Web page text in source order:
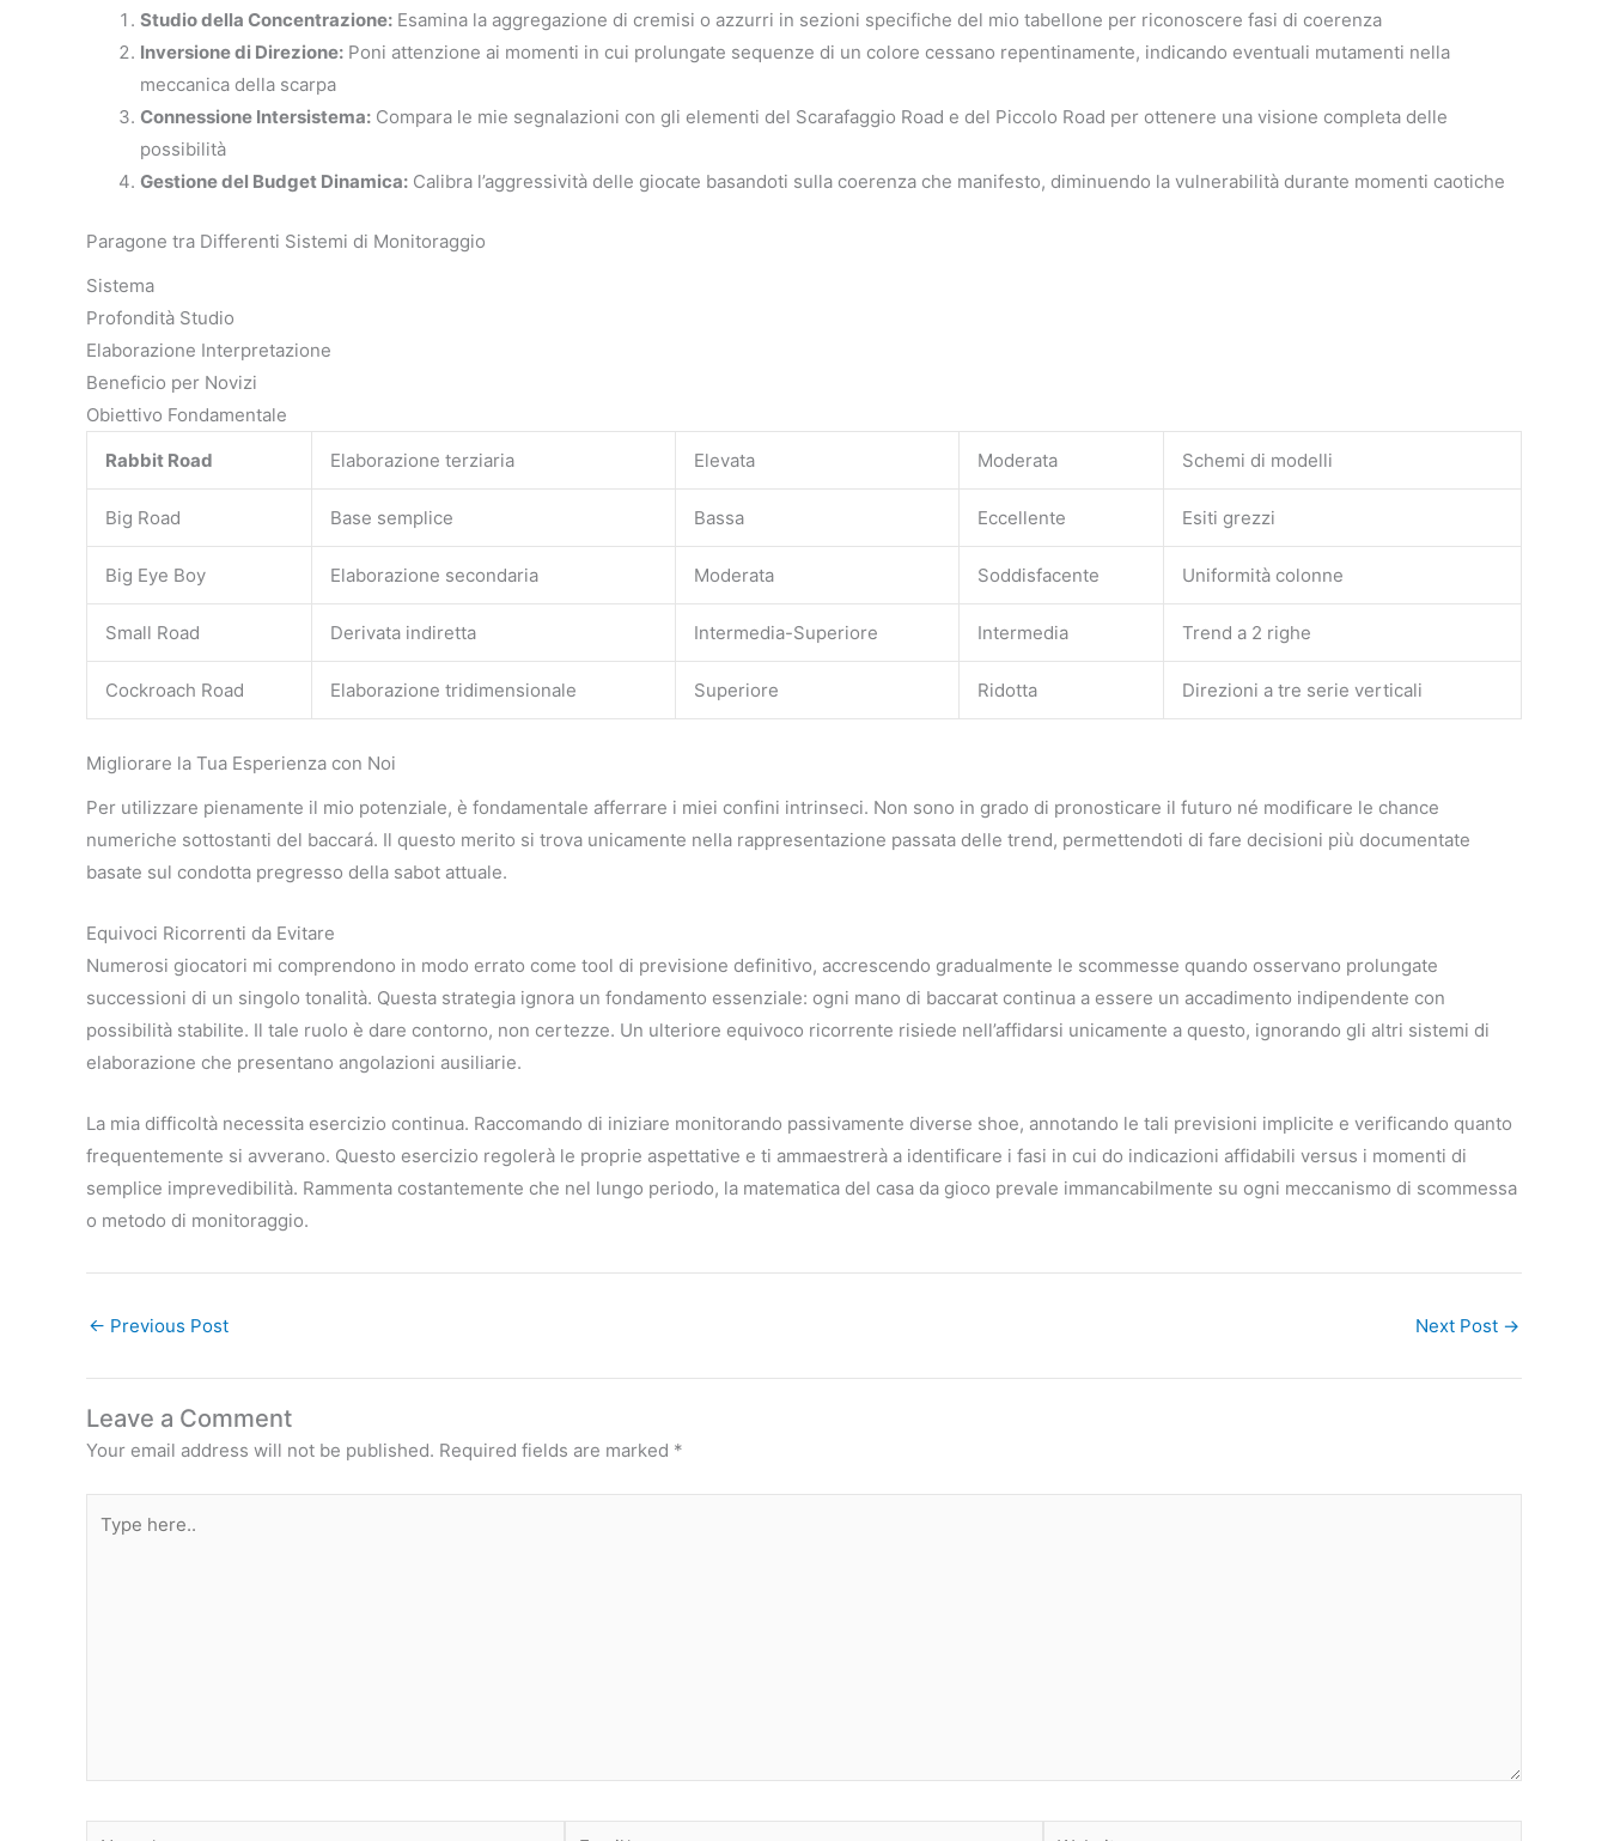
Studio della Concentrazione: Esamina la aggregazione di cremisi o azzurri in sezioni specifiche del mio tabellone per riconoscere fasi di coerenza
Inversione di Direzione: Poni attenzione ai momenti in cui prolungate sequenze di un colore cessano repentinamente, indicando eventuali mutamenti nella
meccanica della scarpa
Connessione Intersistema: Compara le mie segnalazioni con gli elementi del Scarafaggio Road e del Piccolo Road per ottenere una visione completa delle
possibilità
Gestione del Budget Dinamica: Calibra l’aggressività delle giocate basandoti sulla coerenza che manifesto, diminuendo la vulnerabilità durante momenti caotiche
Paragone tra Differenti Sistemi di Monitoraggio
Sistema
Profondità Studio
Elaborazione Interpretazione
Beneficio per Novizi
Obiettivo Fondamentale
Rabbit Road
Elaborazione terziaria Elevata Moderata Schemi di modelli
Big Road Base semplice Bassa Eccellente Esiti grezzi
Big Eye Boy Elaborazione secondaria Moderata Soddisfacente Uniformità colonne
Small Road Derivata indiretta Intermedia-Superiore Intermedia Trend a 2 righe
Cockroach Road Elaborazione tridimensionale Superiore Ridotta Direzioni a tre serie verticali
Migliorare la Tua Esperienza con Noi
Per utilizzare pienamente il mio potenziale, è fondamentale afferrare i miei confini intrinseci. Non sono in grado di pronosticare il futuro né modificare le chance
numeriche sottostanti del baccará. Il questo merito si trova unicamente nella rappresentazione passata delle trend, permettendoti di fare decisioni più documentate
basate sul condotta pregresso della sabot attuale.
Equivoci Ricorrenti da Evitare
Numerosi giocatori mi comprendono in modo errato come tool di previsione definitivo, accrescendo gradualmente le scommesse quando osservano prolungate
successioni di un singolo tonalità. Questa strategia ignora un fondamento essenziale: ogni mano di baccarat continua a essere un accadimento indipendente con
possibilità stabilite. Il tale ruolo è dare contorno, non certezze. Un ulteriore equivoco ricorrente risiede nell’affidarsi unicamente a questo, ignorando gli altri sistemi di
elaborazione che presentano angolazioni ausiliarie.
La mia difficoltà necessita esercizio continua. Raccomando di iniziare monitorando passivamente diverse shoe, annotando le tali previsioni implicite e verificando quanto
frequentemente si avverano. Questo esercizio regolerà le proprie aspettative e ti ammaestrerà a identificare i fasi in cui do indicazioni affidabili versus i momenti di
semplice imprevedibilità. Rammenta costantemente che nel lungo periodo, la matematica del casa da gioco prevale immancabilmente su ogni meccanismo di scommessa
o metodo di monitoraggio.
← Previous Post Next Post →
Leave a Comment
Your email address will not be published. Required fields are marked *
here..
Name* Email* Website